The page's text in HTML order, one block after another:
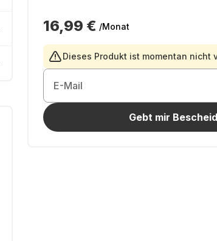
16,99 € /Monat
Dieses Produkt ist momentan nicht
E-Mail
Gebt mir Bescheid